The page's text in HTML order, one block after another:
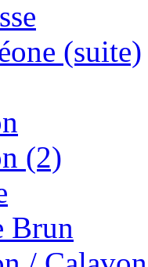
(suite)
(2)
Brun